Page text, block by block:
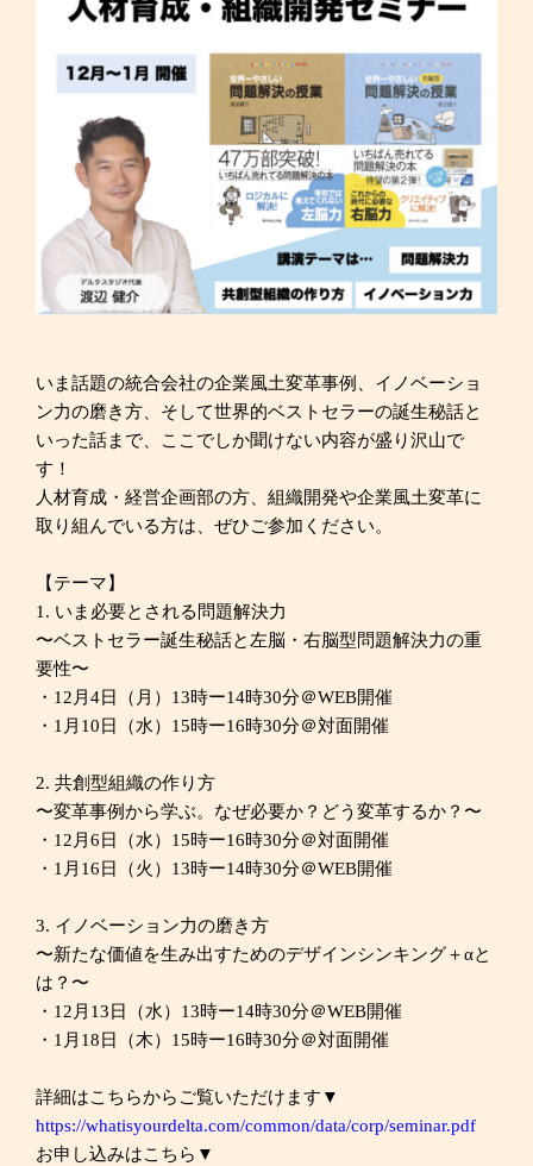
いま話題の統合会社の企業風土変革事例、イノベーショ
ン力の磨き方、そして世界的ベストセラーの誕生秘話と
いった話まで、ここでしか聞けない内容が盛り沢山で
す！
人材育成・経営企画部の方、組織開発や企業風土変革に
取り組んでいる方は、ぜひご参加ください。
【テーマ】
1. いま必要とされる問題解決力
〜ベストセラー誕生秘話と左脳・右脳型問題解決力の重
要性〜
・12月4日（月）13時ー14時30分＠WEB開催
・1月10日（水）15時ー16時30分＠対面開催
2. 共創型組織の作り方
〜変革事例から学ぶ。なぜ必要か？どう変革するか？〜
・12月6日（水）15時ー16時30分＠対面開催
・1月16日（火）13時ー14時30分＠WEB開催
3. イノベーション力の磨き方
〜新たな価値を生み出すためのデザインシンキング＋αと
は？〜
・12月13日（水）13時ー14時30分＠WEB開催
・1月18日（木）15時ー16時30分＠対面開催
詳細はこちらからご覧いただけます▼
https://whatisyourdelta.com/common/data/corp/seminar.pdf
お申し込みはこちら▼